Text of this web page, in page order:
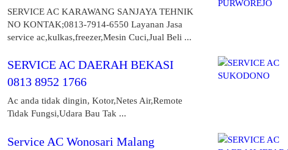
SERVICE AC KARAWANG SANJAYA TEHNIK
NO KONTAK;0813-7914-6550 Layanan Jasa
service ac,kulkas,freezer,Mesin Cuci,Jual Beli ...
SERVICE AC DAERAH BEKASI
0813 8952 1766
Ac anda tidak dingin, Kotor,Netes Air,Remote
Tidak Fungsi,Udara Bau Tak ...
Service AC Wonosari Malang